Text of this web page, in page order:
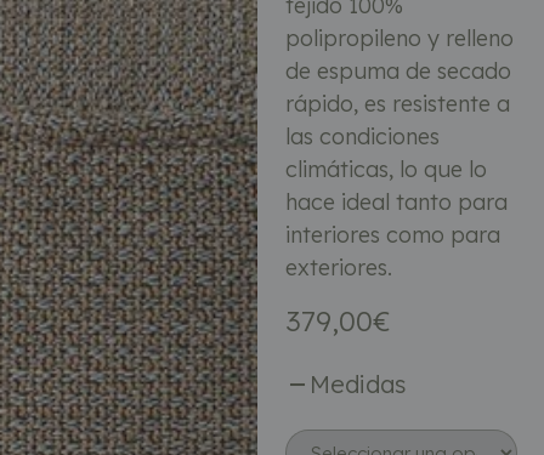
polipropileno y relleno
de espuma de secado
rápido, es resistente a
las condiciones
climáticas, lo que lo
hace ideal tanto para
interiores como para
exteriores.
379,00€
Medidas